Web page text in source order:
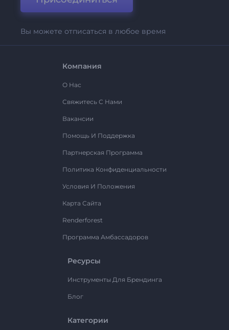
Вы можете отписаться в любое время
Компания
О Нас
Свяжитесь С Нами
Вакансии
Помощь И Поддержка
Партнерская Программа
Политика Конфиденциальности
Условия И Положения
Карта Сайта
Renderforest
Программа Амбассадоров
Ресурсы
Инструменты Для Брендинга
Блог
Категории